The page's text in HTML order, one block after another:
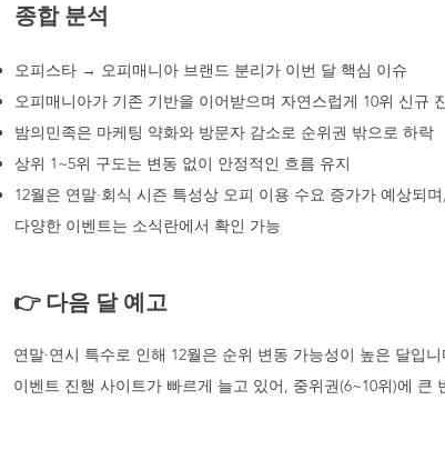
종합 분석
오피스타 → 오피매니아 브랜드 분리가 이번 달 핵심 이슈
오피매니아가 기존 기반을 이어받으며 자연스럽게 10위 신규
밤의민족은 마케팅 약화와 방문자 감소로 순위권 밖으로 하락
상위 1~5위 구도는 변동 없이 안정적인 흐름 유지
12월은 연말·회식 시즌 특성상 오피 이용 수요 증가가 예상되며,
다양한 이벤트는 소식란에서 확인 가능
👉 다음 달 예고
연말·연시 특수로 인해 12월은 순위 변동 가능성이 높은 달입니
이벤트 진행 사이트가 빠르게 늘고 있어, 중위권(6~10위)에 큰